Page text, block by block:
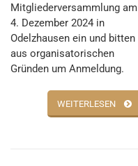
Mitgliederversammlung am
4. Dezember 2024 in
Odelzhausen ein und bitten
aus organisatorischen
Gründen um Anmeldung.
WEITERLESEN